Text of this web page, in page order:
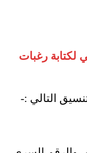
لكتابة رغبات
التالي :-